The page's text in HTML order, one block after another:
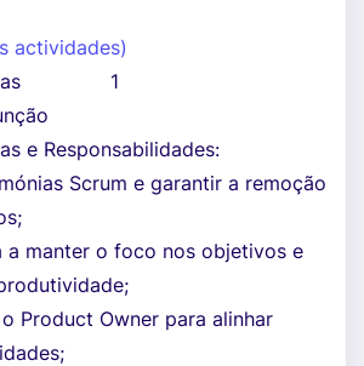
actividades)
1
e Responsabilidades:
Scrum e garantir a remoção
a manter o foco nos objetivos e
Product Owner para alinhar